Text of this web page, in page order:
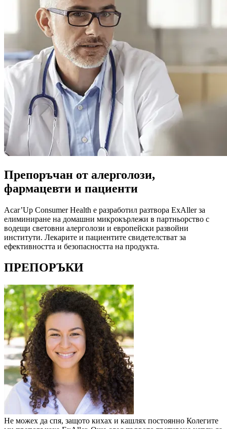
Препоръчан от алерголози,
фармацевти и пациенти
Acar’Up Consumer Health е разработил разтвора ExAller за
елиминиране на домашни микрокърлежи в партньорство с
водещи световни алерголози и европейски развойни
институти. Лекарите и пациентите свидетелстват за
ефективността и безопасността на продукта.
ПРЕПОРЪКИ
Не можех да спя, защото кихах и кашлях постоянно Колегите